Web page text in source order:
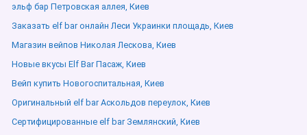
эльф бар Петровская аллея, Киев
Заказать elf bar онлайн Леси Украинки площадь, Киев
Магазин вейпов Николая Лескова, Киев
Новые вкусы Elf Bar Пасаж, Киев
Вейп купить Новогоспитальная, Киев
Оригинальный elf bar Аскольдов переулок, Киев
Сертифицированные elf bar Землянский, Киев